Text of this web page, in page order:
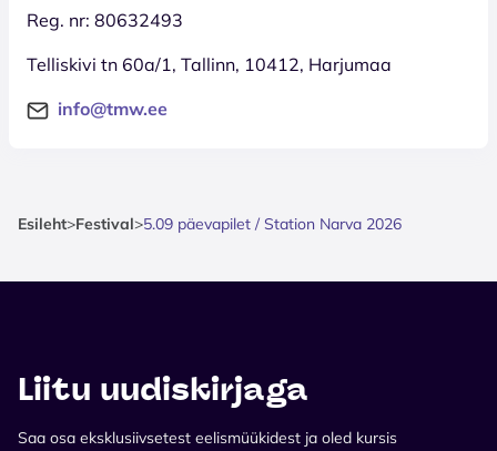
Reg. nr: 80632493
Telliskivi tn 60a/1, Tallinn, 10412, Harjumaa
info@tmw.ee
Esileht>Festival>5.09 päevapilet / Station Narva 2026
Liitu uudiskirjaga
Saa osa eksklusiivsetest eelismüükidest ja oled kursis